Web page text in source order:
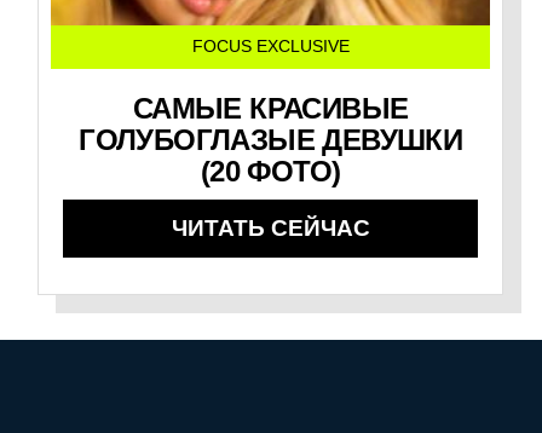
FOCUS EXCLUSIVE
САМЫЕ КРАСИВЫЕ
ГОЛУБОГЛАЗЫЕ ДЕВУШКИ
(20 ФОТО)
ЧИТАТЬ СЕЙЧАС